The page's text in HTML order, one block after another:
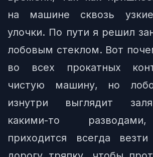
на машине сквозь
улочки. По пути я решил
лобовым стеклом. Вот
во всех прокатных
чистую машину, но
изнутри выглядит
какими-то
приходится всегда